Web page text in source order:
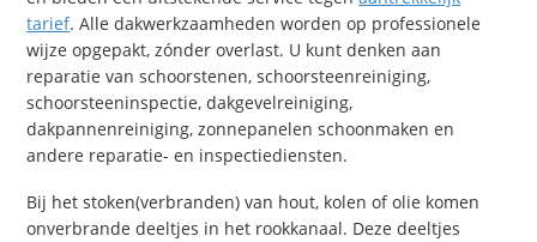
tarief. Alle dakwerkzaamheden worden op professionele
wijze opgepakt, zónder overlast. U kunt denken aan
reparatie van schoorstenen, schoorsteenreiniging,
schoorsteeninspectie, dakgevelreiniging,
dakpannenreiniging, zonnepanelen schoonmaken en
andere reparatie- en inspectiediensten.
Bij het stoken(verbranden) van hout, kolen of olie komen
onverbrande deeltjes in het rookkanaal. Deze deeltjes